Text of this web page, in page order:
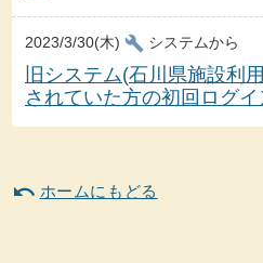
2023/3/30(木) build システムから
旧システム(石川県施設利
されていた方の初回ログ
undo ホームにもどる